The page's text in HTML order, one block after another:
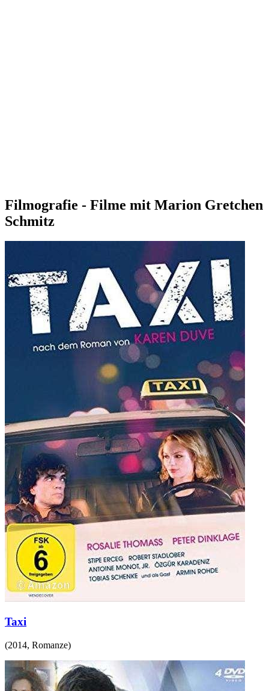
Filmografie - Filme mit Marion Gretchen
Schmitz
Taxi
(2014, Romanze)